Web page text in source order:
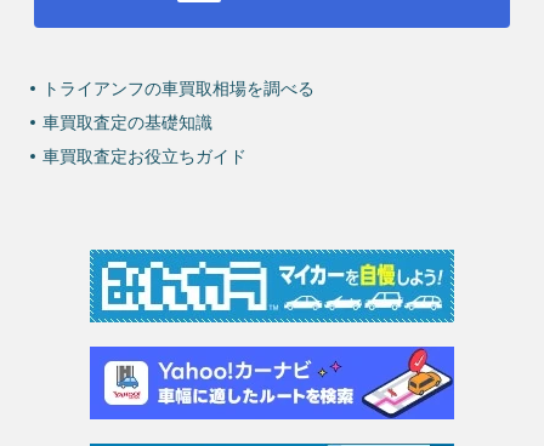
トライアンフの車買取相場を調べる
車買取査定の基礎知識
車買取査定お役立ちガイド